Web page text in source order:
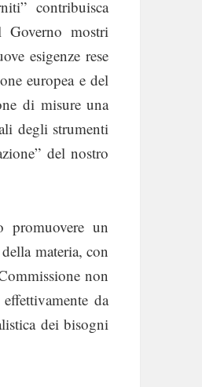
contribuisca
Governo mostri
esigenze rese
europea e del
di misure una
degli strumenti
del nostro
un
materia, con
non
da
dei bisogni